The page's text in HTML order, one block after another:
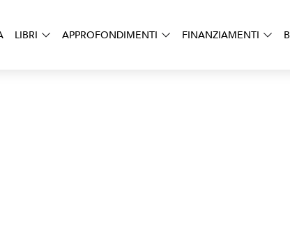
LIBRI APPROFONDIMENTI FINANZIAMENTI